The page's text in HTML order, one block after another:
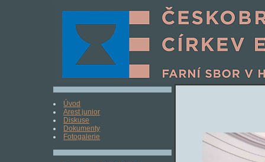
Úvod
Arest junior
Diskuse
Dokumenty
Fotogalerie